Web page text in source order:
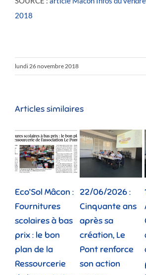
2018
lundi 26 novembre 2018
Articles similaires
Eco’Sol Mâcon :
Fournitures
scolaires à bas
prix : le bon
plan de la
Ressourcerie
22/06/2026 :
Cinquante ans
après sa
création, Le
Pont renforce
son action